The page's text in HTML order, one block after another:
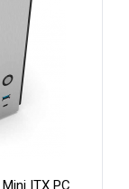
ITX PC